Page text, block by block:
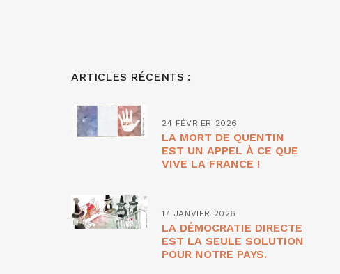
ARTICLES RÉCENTS :
24 FÉVRIER 2026
LA MORT DE QUENTIN
EST UN APPEL À CE QUE
VIVE LA FRANCE !
17 JANVIER 2026
LA DÉMOCRATIE DIRECTE
EST LA SEULE SOLUTION
POUR NOTRE PAYS.